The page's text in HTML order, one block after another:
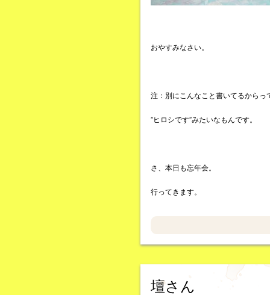
おやすみなさい。
注：別にこんなこと書いてるからっ
”ヒロシです”みたいなもんです。
さ、本日も忘年会。
行ってきます。
壇さん